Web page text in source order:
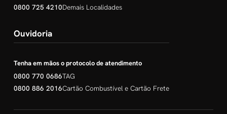
0800 725 4210Demais Localidades
Ouvidoria
Tenha em mãos o protocolo de atendimento
0800 770 0686TAG
0800 886 2016Cartão Combustível e Cartão Frete